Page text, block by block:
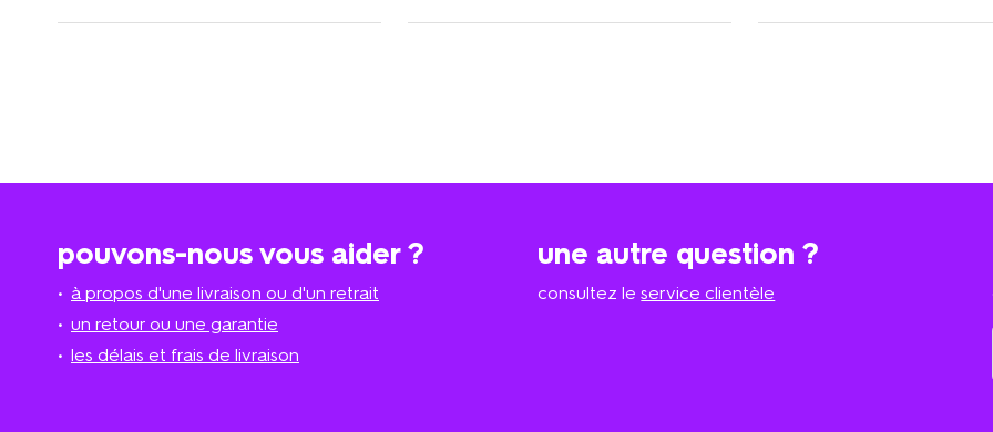
pouvons-nous vous aider ?
à propos d'une livraison ou d'un retrait
un retour ou une garantie
les délais et frais de livraison
une autre question ?
consultez leservice clientèle